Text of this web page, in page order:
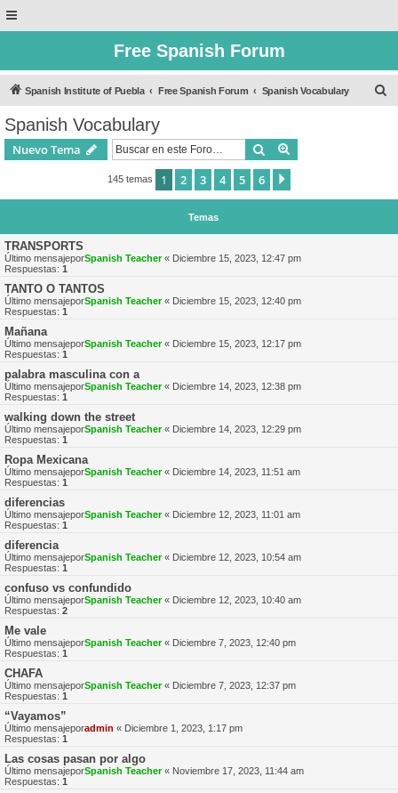
Free Spanish Forum
Spanish Institute of Puebla Free Spanish Forum Spanish Vocabulary
Spanish Vocabulary
Nuevo Tema Buscar
145 temas 1 2 3 4 5 6
Temas
TRANSPORTS
Último mensajeporSpanish Teacher« Diciembre 15, 2023, 12:47 pm
Respuestas: 1
TANTO O TANTOS
Último mensajeporSpanish Teacher« Diciembre 15, 2023, 12:40 pm
Respuestas: 1
Mañana
Último mensajeporSpanish Teacher« Diciembre 15, 2023, 12:17 pm
Respuestas: 1
palabra masculina con a
Último mensajeporSpanish Teacher« Diciembre 14, 2023, 12:38 pm
Respuestas: 1
walking down the street
Último mensajeporSpanish Teacher« Diciembre 14, 2023, 12:29 pm
Respuestas: 1
Ropa Mexicana
Último mensajeporSpanish Teacher« Diciembre 14, 2023, 11:51 am
Respuestas: 1
diferencias
Último mensajeporSpanish Teacher« Diciembre 12, 2023, 11:01 am
Respuestas: 1
diferencia
Último mensajeporSpanish Teacher« Diciembre 12, 2023, 10:54 am
Respuestas: 1
confuso vs confundido
Último mensajeporSpanish Teacher« Diciembre 12, 2023, 10:40 am
Respuestas: 2
Me vale
Último mensajeporSpanish Teacher« Diciembre 7, 2023, 12:40 pm
Respuestas: 1
CHAFA
Último mensajeporSpanish Teacher« Diciembre 7, 2023, 12:37 pm
Respuestas: 1
“Vayamos”
Último mensajeporadmin « Diciembre 1, 2023, 1:17 pm
Respuestas: 1
Las cosas pasan por algo
Último mensajeporSpanish Teacher« Noviembre 17, 2023, 11:44 am
Respuestas: 1